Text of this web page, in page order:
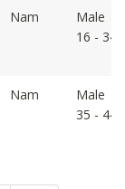
Nam
Male
16 - 34
Nam
Male
35 - 44